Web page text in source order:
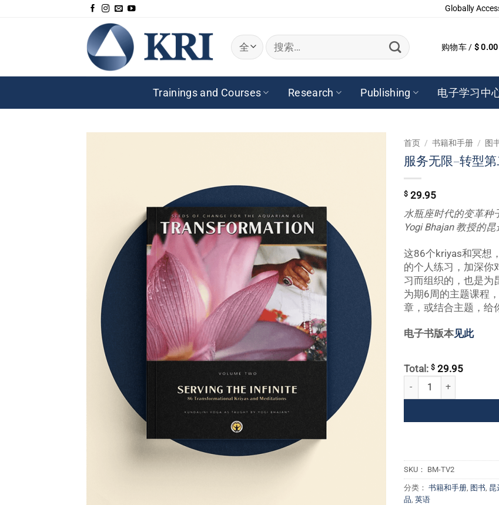
Globally
搜
索：
购物车 / $0.00
Trainings and Courses Research Publishing 电子学习中
首页 / 书籍和手册 / 图
服务无限–转型
$ 29.95
水瓶座时代的变革种
Yogi Bhajan 教授的
这86个kriyas和冥想
的个人练习，加深你
习而组织的，也是为
为期6周的主题课程
章，或结合主题，给
电子书版本见此
Total: $ 29.95
服务无限--转型第二卷 数量
SKU： BM-TV2
分类： 书籍和手册, 图书, 昆
品, 英语